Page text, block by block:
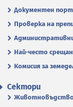
Документен
Проверка на
Административни
Най-често
Комисия за
Сектори